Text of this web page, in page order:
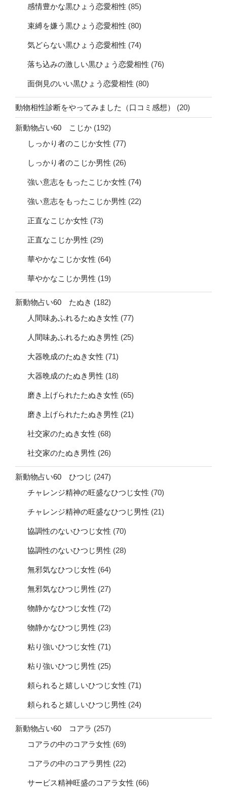
感情豊かな黒ひょう恋愛相性 (85)
束縛を嫌う黒ひょう恋愛相性 (80)
気どらない黒ひょう恋愛相性 (74)
落ち込みの激しい黒ひょう恋愛相性 (76)
面倒見のいい黒ひょう恋愛相性 (80)
動物相性診断をやってみました（口コミ感想） (20)
新動物占い60 こじか (192)
しっかり者のこじか女性 (77)
しっかり者のこじか男性 (26)
強い意志をもったこじか女性 (74)
強い意志をもったこじか男性 (22)
正直なこじか女性 (73)
正直なこじか男性 (29)
華やかなこじか女性 (64)
華やかなこじか男性 (19)
新動物占い60 たぬき (182)
人間味あふれるたぬき女性 (77)
人間味あふれるたぬき男性 (25)
大器晩成のたぬき女性 (71)
大器晩成のたぬき男性 (18)
磨き上げられたたぬき女性 (65)
磨き上げられたたぬき男性 (21)
社交家のたぬき女性 (68)
社交家のたぬき男性 (26)
新動物占い60 ひつじ (247)
チャレンジ精神の旺盛なひつじ女性 (70)
チャレンジ精神の旺盛なひつじ男性 (21)
協調性のないひつじ女性 (70)
協調性のないひつじ男性 (28)
無邪気なひつじ女性 (64)
無邪気なひつじ男性 (27)
物静かなひつじ女性 (72)
物静かなひつじ男性 (23)
粘り強いひつじ女性 (71)
粘り強いひつじ男性 (25)
頼られると嬉しいひつじ女性 (71)
頼られると嬉しいひつじ男性 (24)
新動物占い60 コアラ (257)
コアラの中のコアラ女性 (69)
コアラの中のコアラ男性 (22)
サービス精神旺盛のコアラ女性 (66)